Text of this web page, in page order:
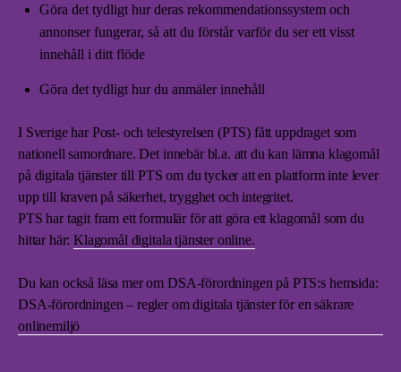
Göra det tydligt hur deras rekommendationssystem och
annonser fungerar, så att du förstår varför du ser ett visst
innehåll i ditt flöde
Göra det tydligt hur du anmäler innehåll
I Sverige har Post- och telestyrelsen (PTS) fått uppdraget som
nationell samordnare. Det innebär bl.a. att du kan lämna klagomål
på digitala tjänster till PTS om du tycker att en plattform inte lever
upp till kraven på säkerhet, trygghet och integritet.
PTS har tagit fram ett formulär för att göra ett klagomål som du
hittar här:Klagomål digitala tjänster online.
Du kan också läsa mer om DSA-förordningen på PTS:s hemsida:
DSA-förordningen – regler om digitala tjänster för en säkrare
onlinemiljö